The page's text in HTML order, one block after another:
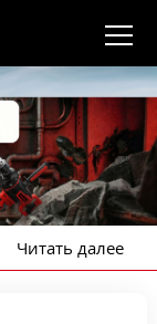
Читать далее